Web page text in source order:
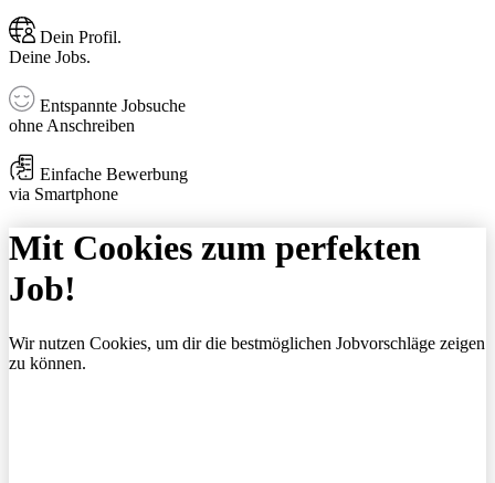
Dein Profil.
Deine Jobs.
Entspannte Jobsuche
ohne Anschreiben
Einfache Bewerbung
via Smartphone
Mit Cookies zum perfekten
Job!
Wir nutzen Cookies, um dir die bestmöglichen Jobvorschläge zeigen
zu können.